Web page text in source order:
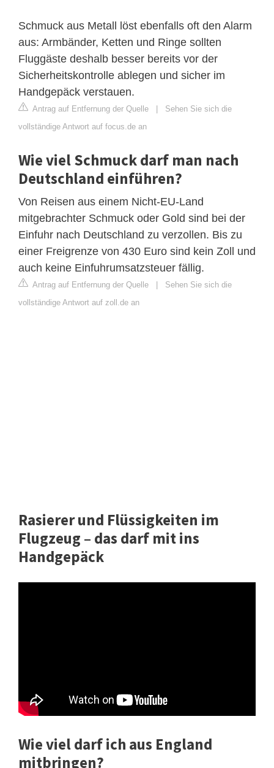
Schmuck aus Metall löst ebenfalls oft den Alarm
aus: Armbänder, Ketten und Ringe sollten
Fluggäste deshalb besser bereits vor der
Sicherheitskontrolle ablegen und sicher im
Handgepäck verstauen.
Antrag auf Entfernung der Quelle
Sehen Sie sich die
vollständige Antwort auf focus.de an
Wie viel Schmuck darf man nach
Deutschland einführen?
Von Reisen aus einem Nicht-EU-Land
mitgebrachter Schmuck oder Gold sind bei der
Einfuhr nach Deutschland zu verzollen. Bis zu
einer Freigrenze von 430 Euro sind kein Zoll und
auch keine Einfuhrumsatzsteuer fällig.
Antrag auf Entfernung der Quelle
Sehen Sie sich die
vollständige Antwort auf zoll.de an
Rasierer und Flüssigkeiten im
Flugzeug – das darf mit ins
Handgepäck
Wie viel darf ich aus England
mitbringen?